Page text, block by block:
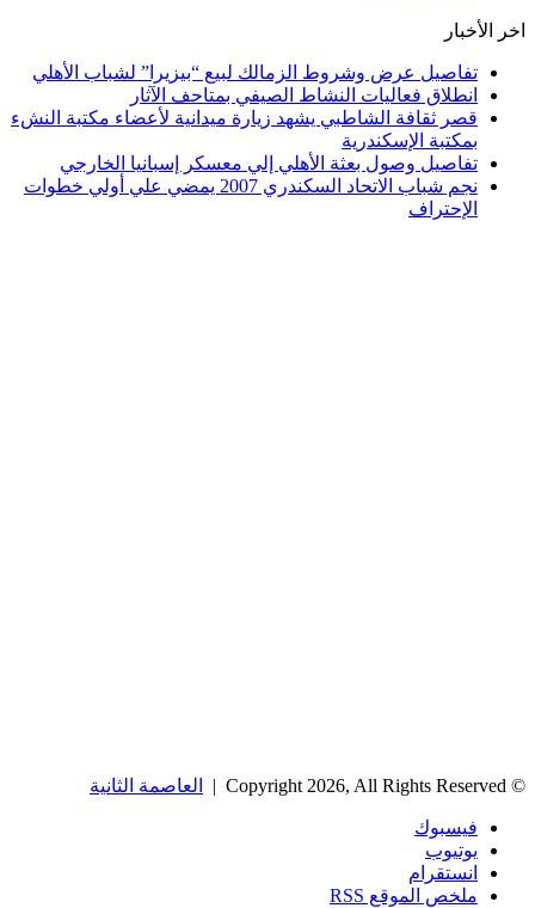
اخر الأخبار
تفاصيل عرض وشروط الزمالك لبيع “بيزيرا” لشباب الأهلي
انطلاق فعاليات النشاط الصيفي بمتاحف الآثار
قصر ثقافة الشاطبي يشهد زيارة ميدانية لأعضاء مكتبة النشء
بمكتبة الإسكندرية
تفاصيل وصول بعثة الأهلي إلي معسكر إسبانيا الخارجي
نجم شباب الاتحاد السكندري 2007 يمضي علي أولي خطوات
الإحتراف
© Copyright 2026, All Rights Reserved | العاصمة الثانية
فيسبوك
يوتيوب
انستقرام
ملخص الموقع RSS